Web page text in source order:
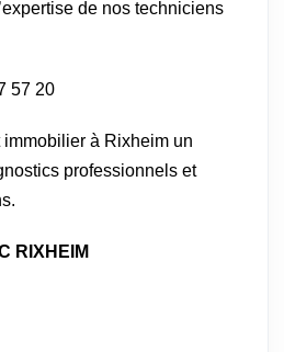
de nos techniciens
57 20
à Rixheim un
professionnels et
RIXHEIM